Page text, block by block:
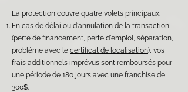
La protection couvre quatre volets principaux.
En cas de délai ou d'annulation de la transaction
(perte de financement, perte d'emploi, séparation,
problème avec le certificat de localisation), vos
frais additionnels imprévus sont remboursés pour
une période de 180 jours avec une franchise de
300$.